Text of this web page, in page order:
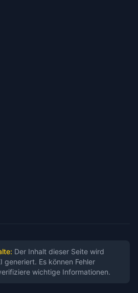
Autor:
Dokumentation bestätigt
in offizieller API-
als solche
2025/12/01/black-forest-
at-3-25b-valuation/
Der Inhalt dieser Seite wird
generiert. Es können Fehler
wichtige Informationen.